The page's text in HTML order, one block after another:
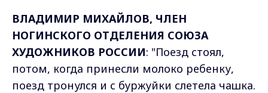
ВЛАДИМИР МИХАЙЛОВ, ЧЛЕН
НОГИНСКОГО ОТДЕЛЕНИЯ СОЮЗА
ХУДОЖНИКОВ РОССИИ: "Поезд стоял,
потом, когда принесли молоко ребенку,
поезд тронулся и с буржуйки слетела чашка.